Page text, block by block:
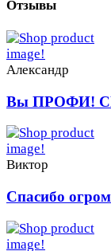
Отзывы
Александр
Вы ПРОФИ!
Виктор
Спасибо